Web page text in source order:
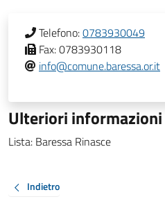
Telefono:0783930049
Fax:0783930118
info@comune.baressa.or.it
Ulteriori informazioni
Lista: Baressa Rinasce
Indietro